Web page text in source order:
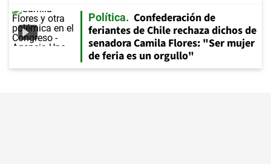
Política
Confederación de
feriantes de Chile rechaza dichos de
senadora Camila Flores: "Ser mujer
de feria es un orgullo"